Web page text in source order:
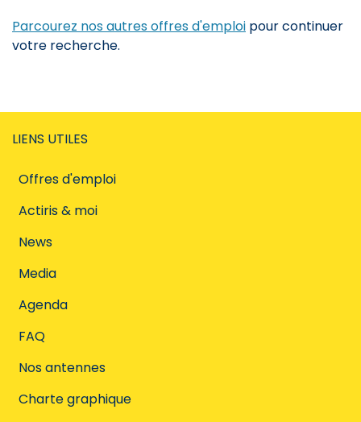
Parcourez nos autres offres d'emploi pour continuer
votre recherche.
LIENS UTILES
Offres d'emploi
Actiris & moi
News
Media
Agenda
FAQ
Nos antennes
Charte graphique